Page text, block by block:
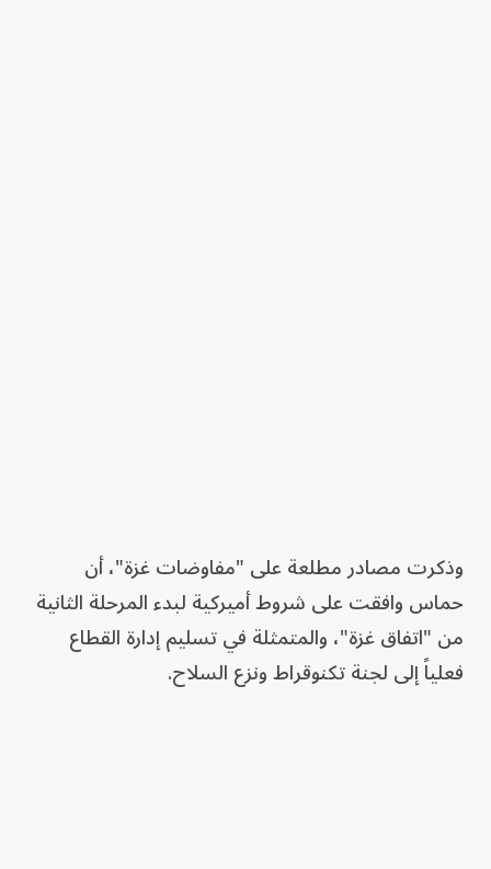
وذكرت مصادر مطلعة على "مفاوضات غزة"، أن
حماس وافقت على شروط أميركية لبدء المرحلة الثانية
من "اتفاق غزة"، والمتمثلة في تسليم إدارة القطاع
فعلياً إلى لجنة تكنوقراط ونزع السلاح.